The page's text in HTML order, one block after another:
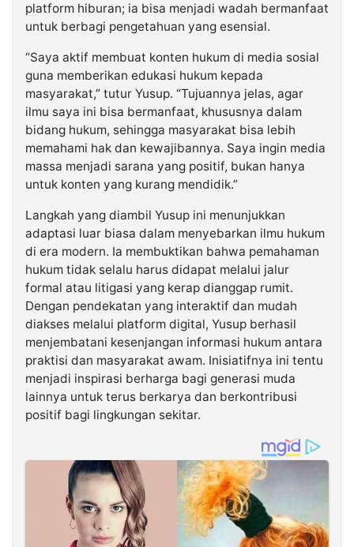
platform hiburan; ia bisa menjadi wadah bermanfaat
untuk berbagi pengetahuan yang esensial.
“Saya aktif membuat konten hukum di media sosial
guna memberikan edukasi hukum kepada
masyarakat,” tutur Yusup. “Tujuannya jelas, agar
ilmu saya ini bisa bermanfaat, khususnya dalam
bidang hukum, sehingga masyarakat bisa lebih
memahami hak dan kewajibannya. Saya ingin media
massa menjadi sarana yang positif, bukan hanya
untuk konten yang kurang mendidik.”
Langkah yang diambil Yusup ini menunjukkan
adaptasi luar biasa dalam menyebarkan ilmu hukum
di era modern. Ia membuktikan bahwa pemahaman
hukum tidak selalu harus didapat melalui jalur
formal atau litigasi yang kerap dianggap rumit.
Dengan pendekatan yang interaktif dan mudah
diakses melalui platform digital, Yusup berhasil
menjembatani kesenjangan informasi hukum antara
praktisi dan masyarakat awam. Inisiatifnya ini tentu
menjadi inspirasi berharga bagi generasi muda
lainnya untuk terus berkarya dan berkontribusi
positif bagi lingkungan sekitar.